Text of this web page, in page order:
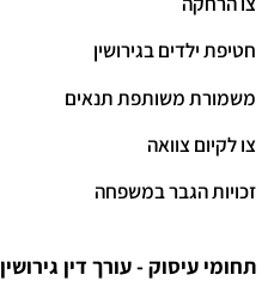
חטיפת ילדים בגירושין
משמורת משותפת תנאים
צו לקיום צוואה
זכויות הגבר במשפחה
תחומי עיסוק - עורך דין גירושין